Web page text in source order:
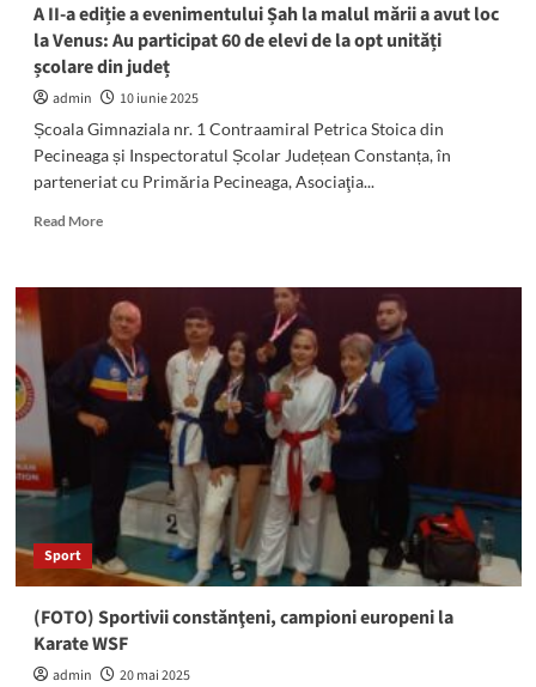
A II-a ediție a evenimentului Șah la malul mării a avut loc
la Venus: Au participat 60 de elevi de la opt unități
școlare din județ
admin
10 iunie 2025
Școala Gimnaziala nr. 1 Contraamiral Petrica Stoica din
Pecineaga și Inspectoratul Școlar Județean Constanța, în
parteneriat cu Primăria Pecineaga, Asociaţia...
Read MoreRead
A
II-
ediție
a
evenimentului
Șah
mării
avut
loc
la
Au
participat
60
Sport
(FOTO) Sportivii constănţeni, campioni europeni la
Karate WSF
admin
20 mai 2025